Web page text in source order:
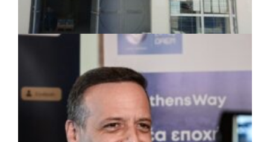
07/08/2026 · 17:45
Δήμος Πετρούπολης: Εργασίες
συντήρησης σε σχολεία και αθλητικές
εγκαταστάσεις